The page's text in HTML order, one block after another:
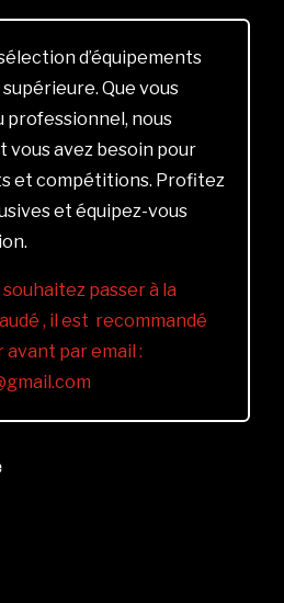
d’équipements
Que vous
professionnel, nous
vous avez besoin pour
et compétitions. Profitez
et équipez-vous
passer à la
, il est recommandé
par email :